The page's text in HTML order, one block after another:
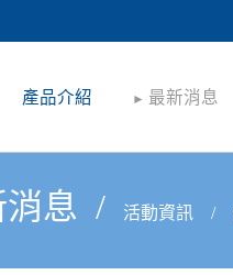
產品介紹 ► 最新消息
息 / 活動資訊 /